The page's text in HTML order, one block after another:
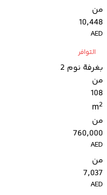
من
10,448
AED
التوافر
بغرفة نوم 2
من
108
m2
من
760,000
AED
من
7,037
AED